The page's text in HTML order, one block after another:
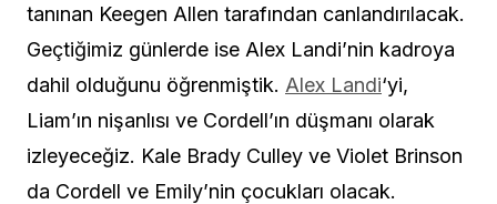
tanınan Keegen Allen tarafından canlandırılacak.
Geçtiğimiz günlerde ise Alex Landi’nin kadroya
dahil olduğunu öğrenmiştik. Alex Landi‘yi,
Liam’ın nişanlısı ve Cordell’ın düşmanı olarak
izleyeceğiz. Kale Brady Culley ve Violet Brinson
da Cordell ve Emily’nin çocukları olacak.